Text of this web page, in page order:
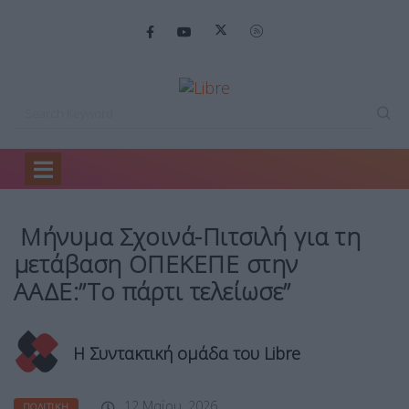
Home
Μήνυμα Σχοινά-Πιτσιλή για τη
μετάβαση ΟΠΕΚΕΠΕ στην
ΑΑΔΕ:”Το πάρτι τελείωσε”
Η Συντακτική ομάδα του Libre